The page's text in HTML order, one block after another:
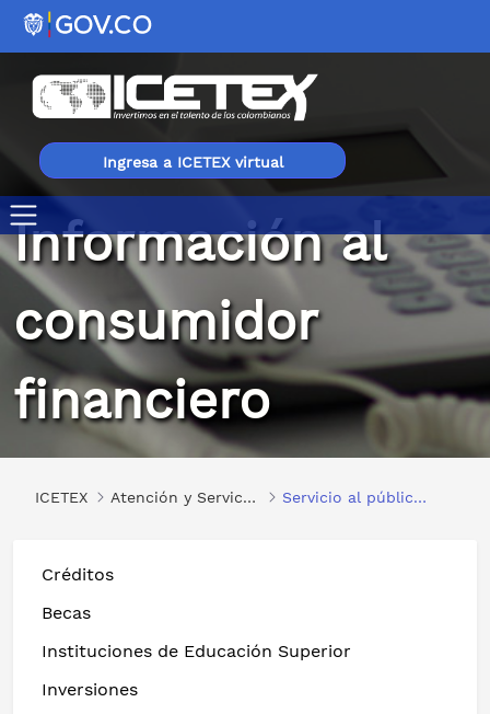
Ingresa a ICETEX virtual
Servicio al público, normas, formularios y protocolos
Información al
consumidor
financiero
ICETEX Atención y Servicios a la Ciudadanía Servicio al público, normas, formularios y protocolos de atención
Créditos
Becas
Instituciones de Educación Superior
Inversiones